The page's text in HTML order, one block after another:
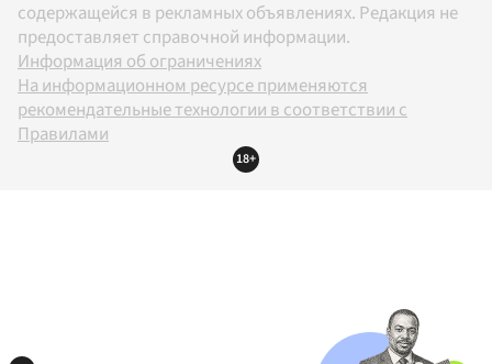
содержащейся в рекламных объявлениях. Редакция не
предоставляет справочной информации.
Информация об ограничениях
На информационном ресурсе применяются
рекомендательные технологии в соответствии с
Правилами
18+